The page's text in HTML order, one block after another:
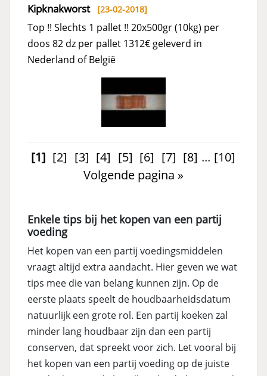
Kipknakworst[23-02-2018]
Top !! Slechts 1 pallet !! 20x500gr (10kg) per
doos 82 dz per pallet 1312€ geleverd in
Nederland of België
[1] [2] [3] [4] [5] [6] [7] [8] ... [10]
Volgende pagina »
Enkele tips bij het kopen van een partij
voeding
Het kopen van een partij voedingsmiddelen
vraagt altijd extra aandacht. Hier geven we wat
tips mee die van belang kunnen zijn. Op de
eerste plaats speelt de houdbaarheidsdatum
natuurlijk een grote rol. Een partij koeken zal
minder lang houdbaar zijn dan een partij
conserven, dat spreekt voor zich. Let vooral bij
het kopen van een partij voeding op de juiste